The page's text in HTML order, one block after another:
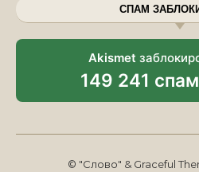
СПАМ
Akismet
149 241
© "Слово" & Graceful